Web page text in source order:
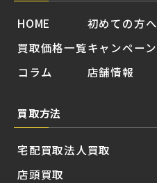
HOME
買取価格一覧
コラム
初めての方へ
キャンペーン
店舗情報
買取方法
宅配買取
店頭買取
法人買取